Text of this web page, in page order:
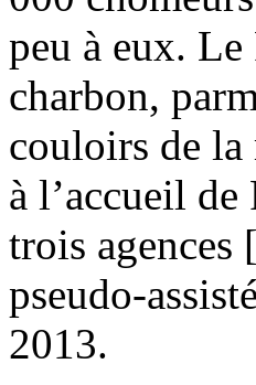
peu à eux. Le
charbon,
couloirs de la
à l’accueil
trois agences [
pseudo-
2013.